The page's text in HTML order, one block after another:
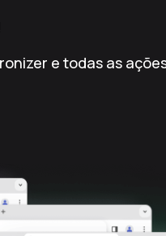
e todas as